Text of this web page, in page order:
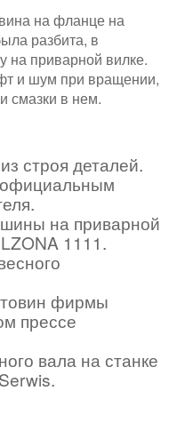
на фланце на
разбита, в
на приварной вилке.
и шум при вращении,
смазки в нем.
строя деталей.
на приварной
1111.
фирмы
прессе
вала на станке